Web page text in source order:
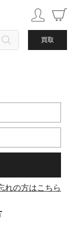
買取
れの方はこちら